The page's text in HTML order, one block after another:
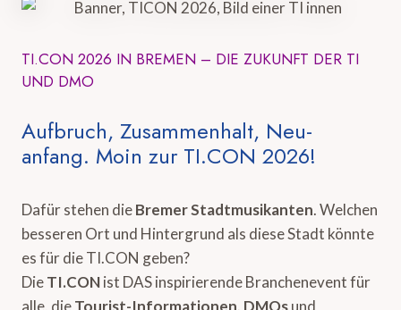
TI.CON 2026 IN BREMEN – DIE ZUKUNFT DER TI
UND DMO
Aufbruch, Zusammenhalt, Neu-
anfang. Moin zur TI.CON 2026!
Dafür stehen dieBremer Stadtmusikanten. Welchen
besseren Ort und Hintergrund als diese Stadt könnte
es für die TI.CON geben?
DieTI.CONist DAS inspirierende Branchenevent für
alle, dieTourist-Informationen, DMOsund